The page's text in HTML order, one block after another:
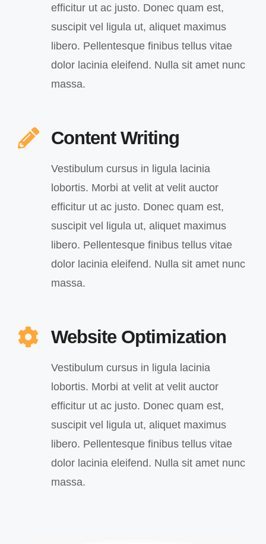
efficitur ut ac justo. Donec quam est,
suscipit vel ligula ut, aliquet maximus
libero. Pellentesque finibus tellus vitae
dolor lacinia eleifend. Nulla sit amet nunc
massa.
Content Writing
Vestibulum cursus in ligula lacinia
lobortis. Morbi at velit at velit auctor
efficitur ut ac justo. Donec quam est,
suscipit vel ligula ut, aliquet maximus
libero. Pellentesque finibus tellus vitae
dolor lacinia eleifend. Nulla sit amet nunc
massa.
Website Optimization
Vestibulum cursus in ligula lacinia
lobortis. Morbi at velit at velit auctor
efficitur ut ac justo. Donec quam est,
suscipit vel ligula ut, aliquet maximus
libero. Pellentesque finibus tellus vitae
dolor lacinia eleifend. Nulla sit amet nunc
massa.